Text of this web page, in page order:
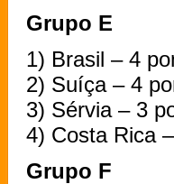
Grupo E
1) Brasil – 4
2) Suíça – 4
3) Sérvia – 3
4) Costa Rica
Grupo F